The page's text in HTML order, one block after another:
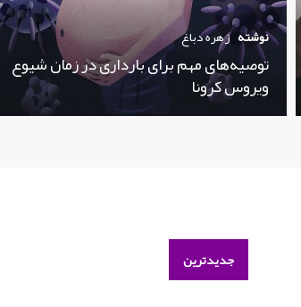
نوشته زهره دباغ
توصیه‌های مهم برای بارداری در زمان شیوع
ویروس کرونا
جدیدترین